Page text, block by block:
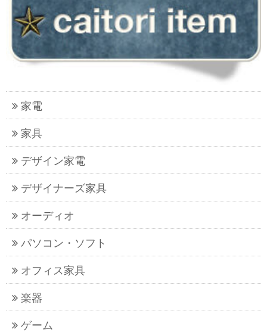
家電
家具
デザイン家電
デザイナーズ家具
オーディオ
パソコン・ソフト
オフィス家具
楽器
ゲーム